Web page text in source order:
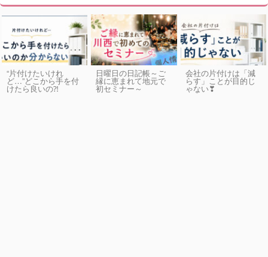
“片付けたいけれ
ど…”どこから手を付
けたら良いの⁈
日曜日の日記帳～ご
縁に恵まれて地元で
初セミナー～
会社の片付けは「減
らす」ことが目的じ
ゃない❣